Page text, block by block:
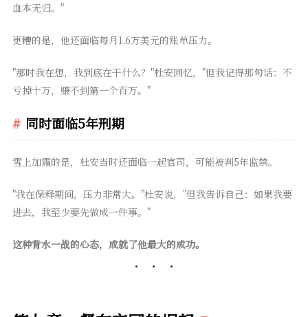
血本无归。"
更糟的是，他还面临每月1.6万美元的账单压力。
"那时我在想，我到底在干什么？"杜安回忆，"但我记得那句话：不
亏掉十万，赚不到第一个百万。"
同时面临5年刑期
雪上加霜的是，杜安当时还面临一起官司，可能被判5年监禁。
"我在保释期间，压力非常大。"杜安说，"但我告诉自己：如果我要
进去，我至少要先做成一件事。"
这种背水一战的心态，成就了他最大的成功。